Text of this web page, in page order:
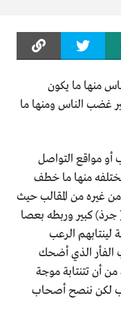
منها ما يكون
غضب الناس ومنها ما
أو مواقع التواصل
منها ما خطف
غيره من المقالب حيث
كبير وربطه بعصا
الرعب
الذي أضحك
أن تتنتابة موجة
لكن ننصح أصحاب